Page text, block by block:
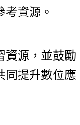
資源。
資源，並鼓勵
同提升數位應